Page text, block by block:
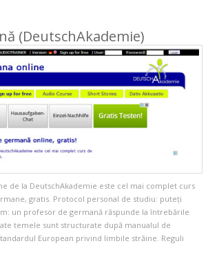
(DeutschAkademie)
de la DeutschAkademie este cel mai complet curs
gratis. Protocol personal de studiu: puteţi
un profesor de germană răspunde la întrebările
temele sunt structurate după manualul de
European privind limbile străine. Reguli